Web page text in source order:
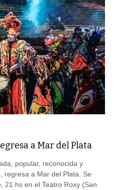
a Mar del Plata
popular, reconocida y
regresa a Mar del Plata. Se
21 hs en el Teatro Roxy (San